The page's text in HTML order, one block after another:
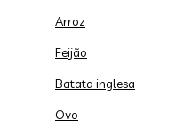
Arroz
Feijão
Batata inglesa
Ovo